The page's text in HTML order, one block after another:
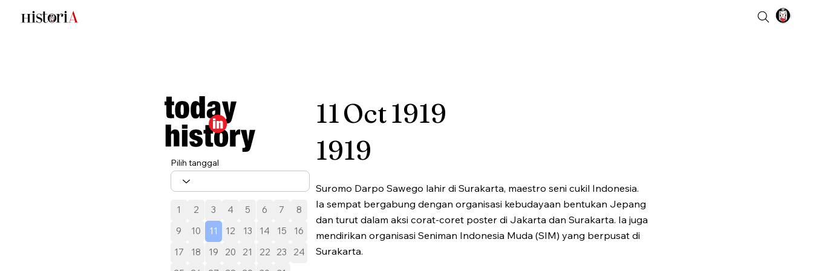
Pilih tanggal
1 2 3 4 5 6 7
8
9
10 11 12 13 14 15
16
17
18 19 20 21 22 23
24
11Oct1919
1919
Suromo Darpo Sawego lahir di Surakarta, maestro seni cukil Indonesia.
Ia sempat bergabung dengan organisasi kebudayaan bentukan Jepang
dan turut dalam aksi corat-coret poster di Jakarta dan Surakarta. Ia juga
mendirikan organisasi Seniman Indonesia Muda (SIM) yang berpusat di
Surakarta.